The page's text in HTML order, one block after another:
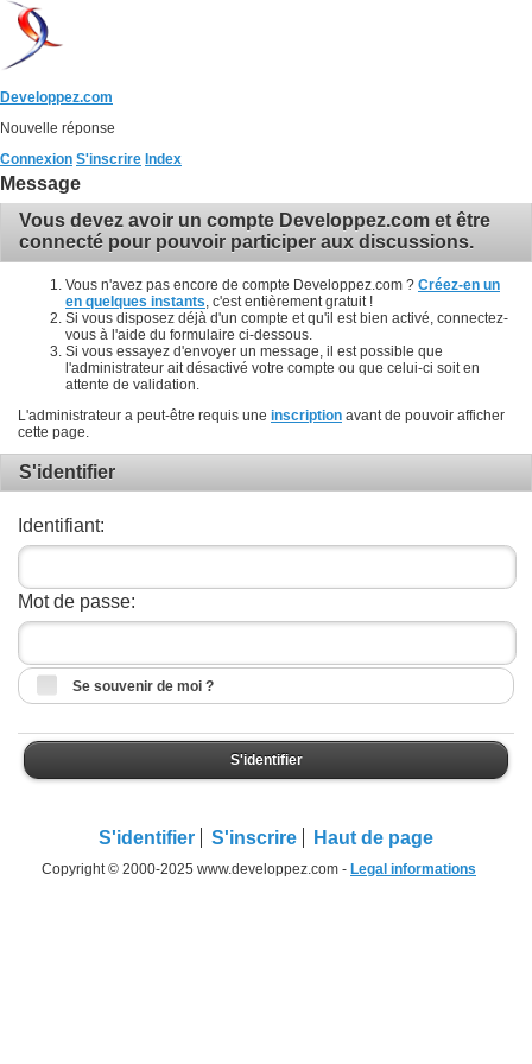
Developpez.com
Nouvelle réponse
Connexion S'inscrire Index
Message
Vous devez avoir un compte Developpez.com et être
connecté pour pouvoir participer aux discussions.
Vous n'avez pas encore de compte Developpez.com ? Créez-en un
en quelques instants , c'est entièrement gratuit !
Si vous disposez déjà d'un compte et qu'il est bien activé, connectez-
vous à l'aide du formulaire ci-dessous.
Si vous essayez d'envoyer un message, il est possible que
l'administrateur ait désactivé votre compte ou que celui-ci soit en
attente de validation.
L'administrateur a peut-être requis une inscription avant de pouvoir afficher
cette page.
S'identifier
Identifiant:
Mot de passe:
Se souvenir de moi ?
S'identifier
S'identifier S'inscrire Haut de page
Copyright © 2000-2025 www.developpez.com - Legal informations